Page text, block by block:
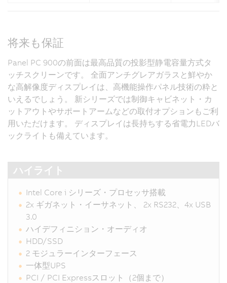
将来も保証
Panel PC 900の前面は最高品質の投影型静電容量方式タ
ッチスクリーンです。 全面アンチグレアガラスと鮮やか
な高解像度ディスプレイは、高機能操作パネル技術の粋と
いえるでしょう。 新シリーズでは制御キャビネット・カ
ットアウトやサポートアームなどの取付オプションもご利
用いただけます。 ディスプレイは長持ちする省電力LEDバ
ックライトも備えています。
ハイライト
Intel Core i シリーズ・プロセッサ搭載
2x ギガネット・イーサネット、 2x RS232、4x USB
3.0
ハイデフィニション・オーディオ
HDD/SSD
2 モジュラーインターフェース
一体型UPS
PCI / PCI Expressスロット（2個まで）